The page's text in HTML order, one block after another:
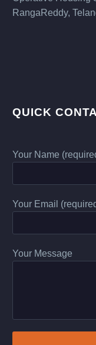
RangaReddy,
QUICK
Your Name
Your Email
Your Message